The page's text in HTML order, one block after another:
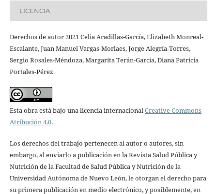
LICENCIA
Derechos de autor 2021 Celia Aradillas-García, Elizabeth Monreal-
Escalante, Juan Manuel Vargas-Morlaes, Jorge Alegría-Torres,
Sergio Rosales-Méndoza, Margarita Terán-García, Diana Patricia
Portales-Pérez
Esta obra está bajo una licencia internacionalCreative Commons
Atribución 4.0.
Los derechos del trabajo pertenecen al autor o autores, sin
embargo, al enviarlo a publicación en la Revista Salud Pública y
Nutrición de la Facultad de Salud Pública y Nutrición de la
Universidad Autónoma de Nuevo León, le otorgan el derecho para
su primera publicación en medio electrónico, y posiblemente, en